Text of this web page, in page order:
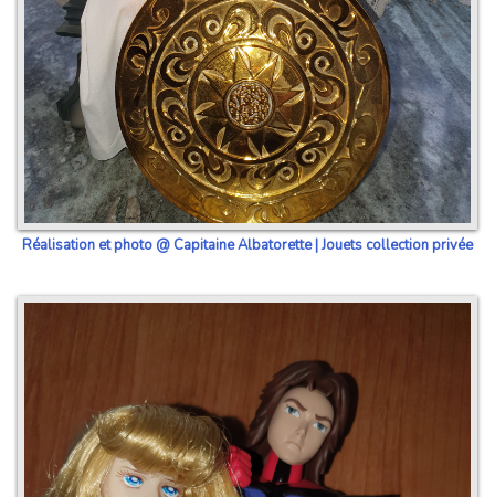
Réalisation et photo @ Capitaine Albatorette | Jouets collection privée